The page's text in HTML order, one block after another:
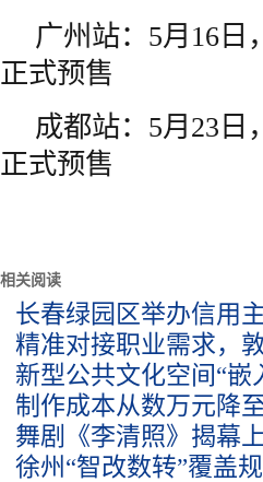
广州站：5月16日
正式预售
成都站：5月23日
正式预售
相关阅读
长春绿园区举办信用
精准对接职业需求，
新型公共文化空间“
制作成本从数万元降
舞剧《李清照》揭幕
徐州“智改数转”覆盖